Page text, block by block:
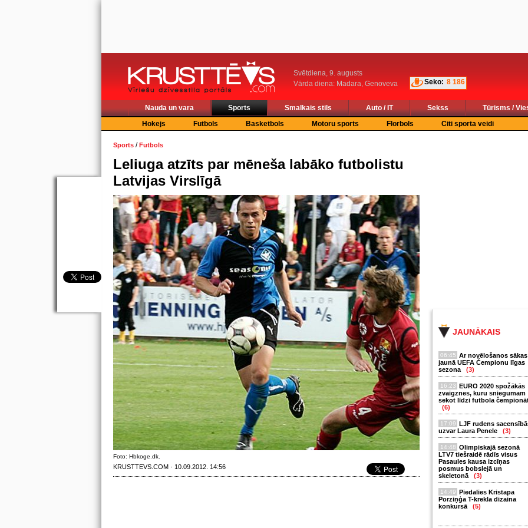
Svētdiena, 9. augusts
Vārda diena: Madara, Genoveva
Seko: 8 186
Nauda un vara Sports Smalkais stils Auto / IT Sekss
Tūrisms /
Hokejs
Futbols Basketbols Motoru sports Florbols Citi sporta veidi
JAUNĀKAIS
06:45 Ar novēlošanos sākas
jaunā UEFA Čempionu līgas
sezona
(3)
16:23 EURO 2020 spožākās
zvaigznes, kuru sniegumam
sekot līdzi futbola
(6)
17:09 LJF rudens
uzvar Laura Penele
(3)
14:48 Olimpiskajā sezonā
LTV7 tiešraidē rādīs visus
Pasaules kausa izcīņas
posmus bobslejā un
skeletonā
(3)
14:49 Piedalies Kristapa
Porziņģa T-krekla dizaina
konkursā
(5)
Sports /Futbols
Leliuga atzīts par mēneša labāko futbolistu
Latvijas Virslīgā
Foto: Hbkoge.dk.
KRUSTTEVS.COM · 10.09.2012. 14:56